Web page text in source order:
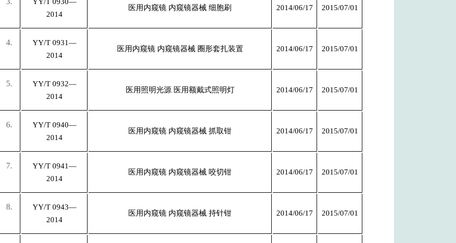
2014
医用内窥镜 内窥镜器械 细胞刷 2014/06/17 2015/07/01
4.
YY/T 0931—
2014
医用内窥镜 内窥镜器械 圈形套扎装置 2014/06/17 2015/07/01
5.
YY/T 0932—
2014
医用照明光源 医用额戴式照明灯 2014/06/17 2015/07/01
6.
YY/T 0940—
2014
医用内窥镜 内窥镜器械 抓取钳 2014/06/17 2015/07/01
7.
YY/T 0941—
2014
医用内窥镜 内窥镜器械 咬切钳 2014/06/17 2015/07/01
8.
YY/T 0943—
2014
医用内窥镜 内窥镜器械 持针钳 2014/06/17 2015/07/01